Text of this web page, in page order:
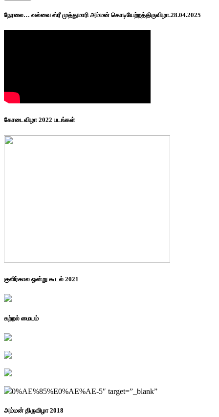
நேரலை… வல்வை ஸ்ரீ முத்துமாரி அம்மன் கொடியேற்றத்திருவிழா.28.04.2025
கோடைவிழா 2022 படங்கள்
குளிர்கால ஒன்று கூடல் 2021
கற்றல் மையம்
0%AE%85%E0%AE%AE-5″ target=”_blank”
அம்மன் திருவிழா 2018